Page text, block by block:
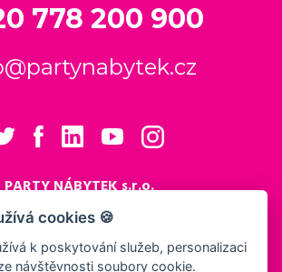
cookies 🍪
k poskytování služeb, personalizaci
návštěvnosti soubory cookie.
778 200 900
PARTY NÁBYTEK s.r.o.
Cukrovarská 984
areál Cukrovar Čakovice
196 00 Praha 9 - Čakovice